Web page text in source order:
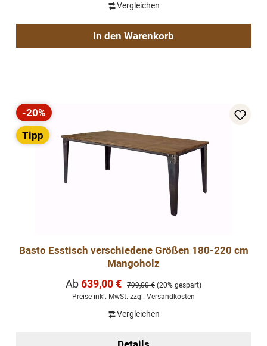
Vergleichen
In den Warenkorb
Rabatt
-20%
Tipp
Basto Esstisch verschiedene Größen 180-220 cm
Mangoholz
Verkaufspreis:
Ab639,00 € Regulärer Preis:
799,00 € (20% gespart)
Preise inkl. MwSt. zzgl. Versandkosten
Vergleichen